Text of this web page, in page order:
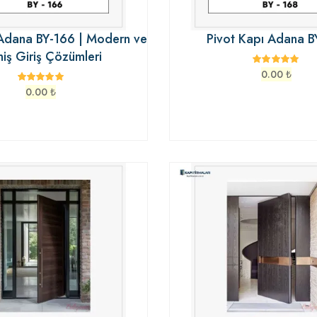
BY-166 | Modern ve
Giriş Çözümleri
0.00 ₺
Pivot Kapı Adana
0.00 ₺